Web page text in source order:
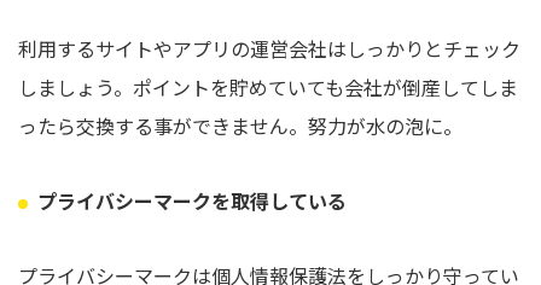
利用するサイトやアプリの運営会社はしっかりとチェック
しましょう。ポイントを貯めていても会社が倒産してしま
ったら交換する事ができません。努力が水の泡に。
プライバシーマークを取得している
プライバシーマークは個人情報保護法をしっかり守ってい